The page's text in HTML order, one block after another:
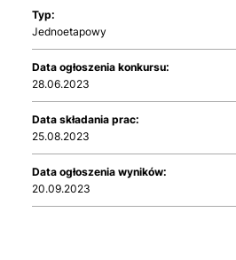
Typ:
Jednoetapowy
Data ogłoszenia konkursu:
28.06.2023
Data składania prac:
25.08.2023
Data ogłoszenia wyników:
20.09.2023